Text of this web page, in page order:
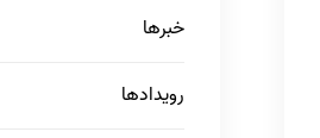
خبرها
رویدادها